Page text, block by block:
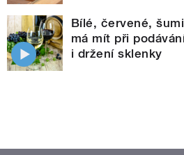
Bílé, červené,
má mít při
i držení sklenky